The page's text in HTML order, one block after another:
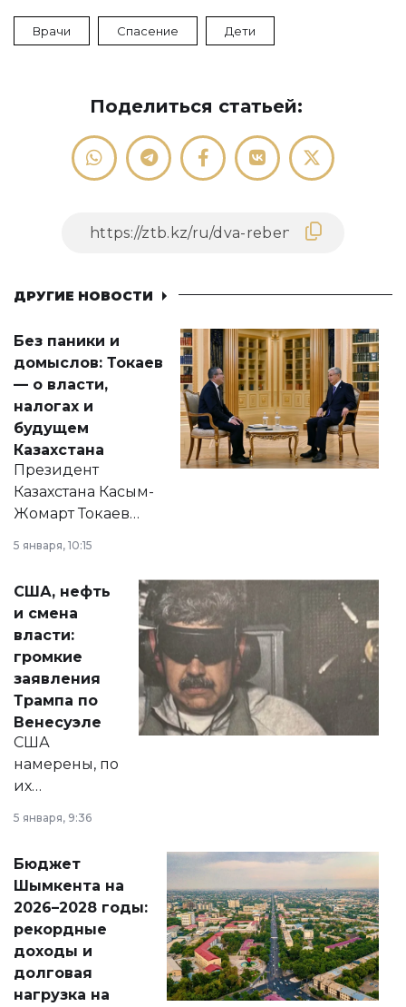
Врачи Спасение Дети
Поделиться статьей:
ДРУГИЕ НОВОСТИ
Без паники и
домыслов: Токаев
— о власти,
налогах и
будущем
Казахстана
Президент
Казахстана Касым-
Жомарт Токаев
сразу несколько
актуальных тем —
от слухов о
политических
реформах до
вопросов армии,
экономики и
личного здоровья.
5 января, 10:15
США, нефть
и смена
власти:
громкие
заявления
Трампа по
Венесуэле
США
намерены, по
их
принести
народу
Венесуэлы.
5 января, 9:36
Бюджет
Шымкента на
2026–2028 годы:
рекордные
доходы и
долговая
нагрузка на